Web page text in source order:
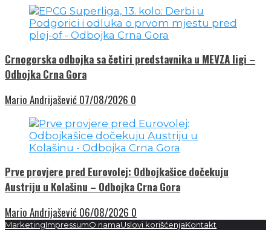
Crnogorska odbojka sa četiri predstavnika u MEVZA ligi –
Odbojka Crna Gora
Mario Andrijašević 07/08/2026 0
Prve provjere pred Eurovolej: Odbojkašice dočekuju
Austriju u Kolašinu – Odbojka Crna Gora
Mario Andrijašević 06/08/2026 0
MarketingImpressumO namaUslovi korišćenjaKontakt